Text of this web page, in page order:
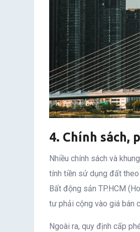
4. Chính sách,
Nhiều chính sách và
tính tiền sử dụng đất theo
Bất động sản TP.HCM
tư phải cộng vào giá bán
Ngoài ra, quy định cấp